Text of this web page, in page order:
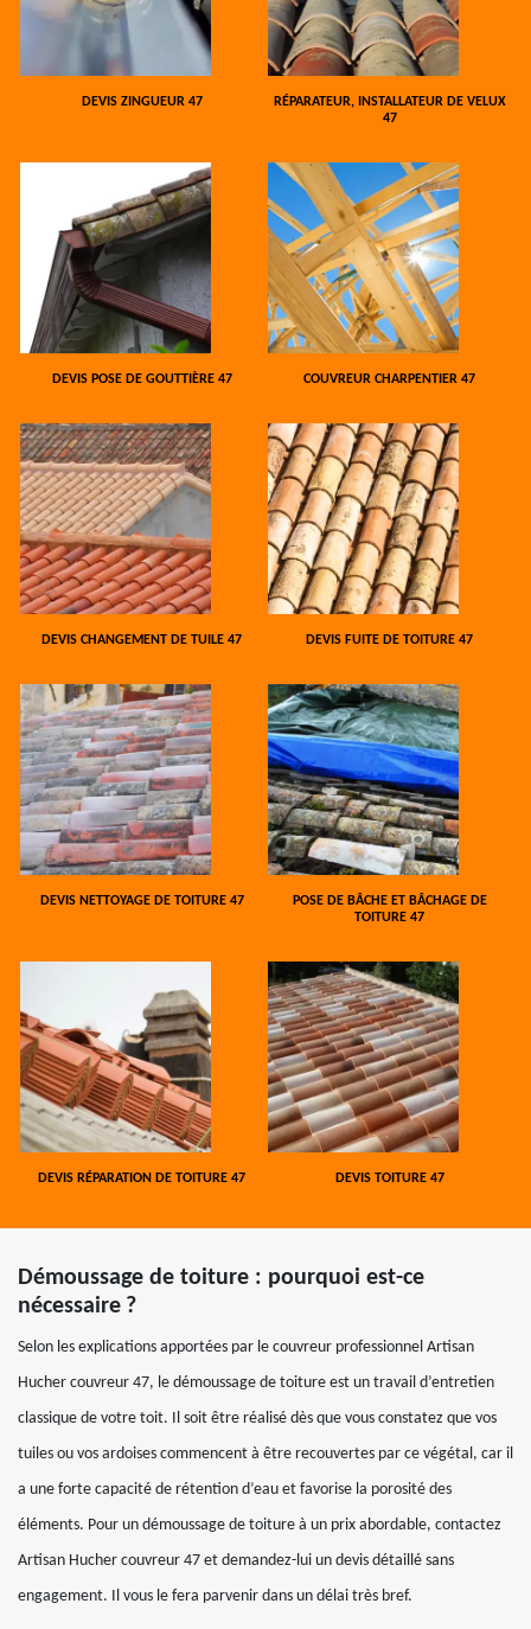
DEVIS ZINGUEUR 47
RÉPARATEUR, INSTALLATEUR DE VELUX
47
DEVIS POSE DE GOUTTIÈRE 47 COUVREUR CHARPENTIER 47
DEVIS CHANGEMENT DE TUILE 47 DEVIS FUITE DE TOITURE 47
DEVIS NETTOYAGE DE TOITURE 47
POSE DE BÂCHE ET BÂCHAGE DE
TOITURE 47
DEVIS RÉPARATION DE TOITURE 47 DEVIS TOITURE 47
Démoussage de toiture : pourquoi est-ce
nécessaire ?
Selon les explications apportées par le couvreur professionnel Artisan
Hucher couvreur 47, le démoussage de toiture est un travail d’entretien
classique de votre toit. Il soit être réalisé dès que vous constatez que vos
tuiles ou vos ardoises commencent à être recouvertes par ce végétal, car il
a une forte capacité de rétention d’eau et favorise la porosité des
éléments. Pour un démoussage de toiture à un prix abordable, contactez
Artisan Hucher couvreur 47 et demandez-lui un devis détaillé sans
engagement. Il vous le fera parvenir dans un délai très bref.